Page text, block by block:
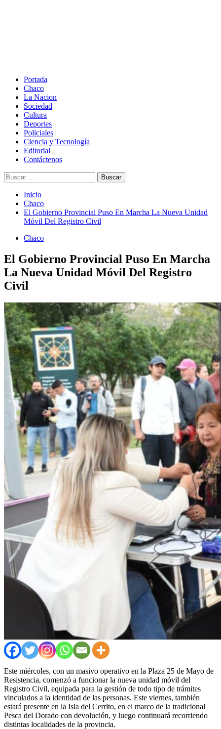
Portada
Chaco
La Nacion
Sociedad
Cultura
Deportes
Policiales
Ciencia y Tecnología
Editorial
Contáctenos
Buscar:
Inicio
Chaco
El Gobierno Provincial Puso En Marcha La Nueva Unidad
Móvil Del Registro Civil
Chaco
El Gobierno Provincial Puso En Marcha
La Nueva Unidad Móvil Del Registro
Civil
Este miércoles, con un masivo operativo en la Plaza 25 de Mayo de
Resistencia, comenzó a funcionar la nueva unidad móvil del
Registro Civil, equipada para la gestión de todo tipo de trámites
vinculados a la identidad de las personas. Este viernes, también
estará presente en la Isla del Cerrito, en el marco de la tradicional
Pesca del Dorado con devolución, y luego continuará recorriendo
distintas localidades de la provincia.